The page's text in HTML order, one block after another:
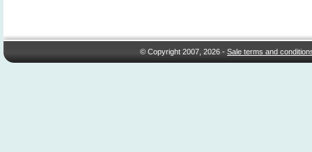
© Copyright 2007, 2026 -Sale terms and